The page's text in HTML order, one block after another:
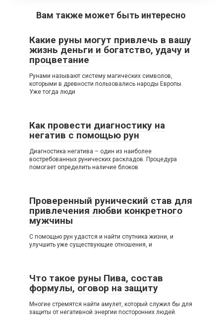
Вам также может быть интересно
Какие руны могут привлечь в вашу
жизнь деньги и богатство, удачу и
процветание
Рунами называют систему магических символов,
которыми в древности пользовались народы Европы.
Уже тогда люди
Как провести диагностику на
негатив с помощью рун
Диагностика негатива – один из наиболее
востребованных рунических раскладов. Процедура
помогает определить наличие блоков
Проверенный рунический став для
привлечения любви конкретного
мужчины
С помощью рун удастся и найти спутника жизни, и
улучшить уже существующие отношения, и
Что такое руны Пива, состав
формулы, оговор на защиту
Многие стремятся найти амулет, который служил бы для
защиты от негативной энергии посторонних людей.